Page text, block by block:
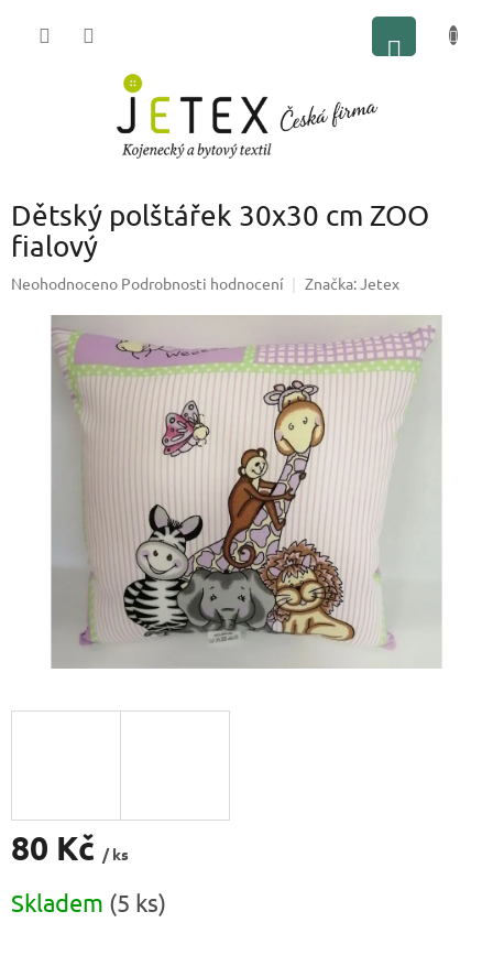
Dětský polštářek 30x30 cm ZOO
fialový
Průměrné
produktu
hvězdiček.
Neohodnoceno Podrobnosti hodnocení Značka:Jetex
80 Kč / ks
cena:
Skladem (5 ks)